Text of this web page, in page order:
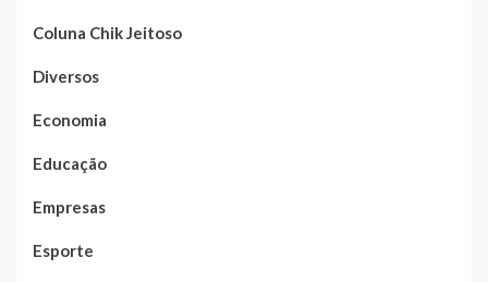
Coluna Chik Jeitoso
Diversos
Economia
Educação
Empresas
Esporte